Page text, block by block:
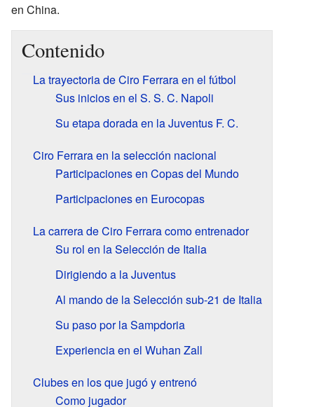
en China.
Contenido
La trayectoria de Ciro Ferrara en el fútbol
Sus inicios en el S. S. C. Napoli
Su etapa dorada en la Juventus F. C.
Ciro Ferrara en la selección nacional
Participaciones en Copas del Mundo
Participaciones en Eurocopas
La carrera de Ciro Ferrara como entrenador
Su rol en la Selección de Italia
Dirigiendo a la Juventus
Al mando de la Selección sub-21 de Italia
Su paso por la Sampdoria
Experiencia en el Wuhan Zall
Clubes en los que jugó y entrenó
Como jugador